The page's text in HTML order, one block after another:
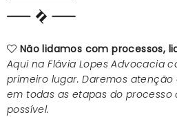
Não lidamos com processos,
Aqui na Flávia Lopes Advocacia
primeiro lugar. Daremos atenção
em todas as etapas do
possível.